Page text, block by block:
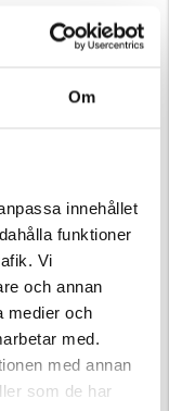
Om
innehållet
funktioner
Vi
och annan
medier och
med.
med annan
som de har
AV
kr
utav 5 stjärnor